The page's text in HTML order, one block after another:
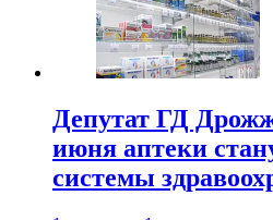
Депутат ГД
июня аптеки
системы